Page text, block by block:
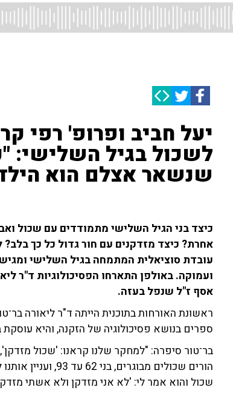
יעל חביב ופרופ' רפי
לשכול בגיל השלישי:
שנשאר אצלם הוא
כיצד בני הגיל השלישי מתמודדים עם שכול
אחרת? כיצד מזדקנים עם חור גדול כל כך
ועמוקה. באולפן התארחו הפסיכולוגיות ד"ר
אסף ז"ל שנפל בעזה.
ראשונת האורחות בתוכנית הייתה ד"ר ליאורה
ספרים בנושא פסיכולוגיה של הזקנה, והיא
בר־טור סיפרה: "למחקר שלנו קראנו: 'שכול
הורים שכולים
שכול והוא אמר לי: 'לא אני מזדקן ולא אשתי